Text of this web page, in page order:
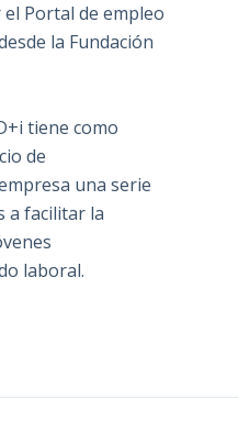
Portal de empleo
la Fundación
tiene como
de
una serie
a facilitar la
laboral.